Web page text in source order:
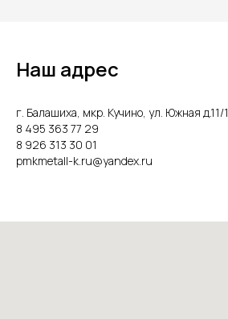
Наш адрес
г. Балашиха, мкр. Кучино, ул. Южная д.11/1
8 495 363 77 29
8 926 313 30 01
pmkmetall-k.ru@yandex.ru